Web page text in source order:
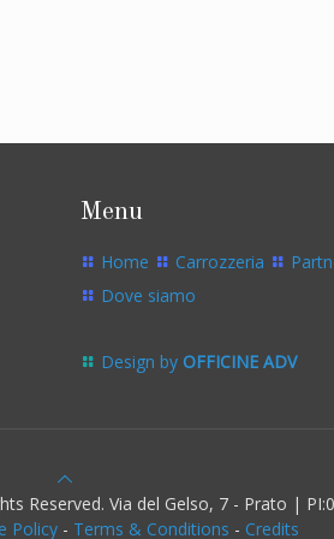
Menu
Home Carrozzeria
Dove siamo
Design by OFFICINE ADV
Reserved. Via del Gelso, 7 - Prato |
Policy- Terms & Conditions - Credits